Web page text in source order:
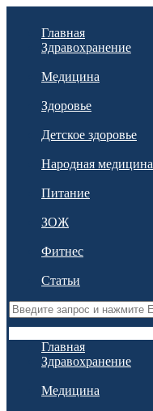
Главная
Здравохранение
Медицина
Здоровье
Детское здоровье
Народная медицина
Питание
ЗОЖ
Фитнес
Статьи
Главная
Здравохранение
Медицина